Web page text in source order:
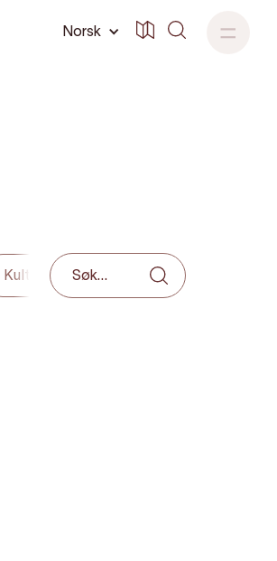
Norsk
Kultur og historie Familievennleg